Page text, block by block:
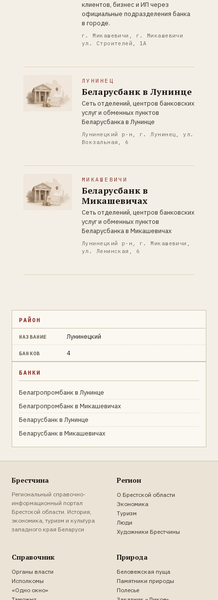
клиентов, бизнес и ИП через
официальные подразделения банка
в городе.
г. Микашевичи, г. Микашевичи
ул. Строителей, 1А
ЛУНИНЕЦ
Беларусбанк в Лунинце
Сеть отделений, центров банковских
услуг и обменных пунктов
Беларусбанка в Лунинце
Лунинецкий р-н, г. Лунинец, ул.
Вокзальная, 6
МИКАШЕВИЧИ
Беларусбанк в
Микашевичах
Сеть отделений, центров банковских
услуг и обменных пунктов
Беларусбанка в Микашевичах
Лунинецкий р-н, г. Микашевичи,
ул. Ленинская, 6
РАЙОН
НАЗВАНИЕ Лунинецкий
БАНКОВ 4
БАНКИ
Белагропромбанк в Лунинце
Белагропромбанк в Микашевичах
Беларусбанк в Лунинце
Беларусбанк в Микашевичах
Брестчина
Региональный справочно-
информационный портал
Брестской области. История,
экономика, туризм и культура
западного края Беларуси
Регион
О Брестской области
Экономика
Туризм
Люди
Художники Брестчины
Справочник
Органы власти
Исполкомы
«Одно окно»
Природа
Беловежская пуща
Памятники природы
Полесье